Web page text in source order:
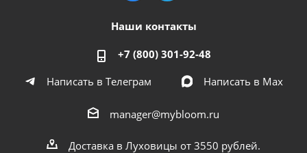
Наши контакты
+7 (800) 301-92-48
Написать в Телеграм
Написать в Мах
manager@mybloom.ru
Доставка в Луховицы от 3550 рублей.